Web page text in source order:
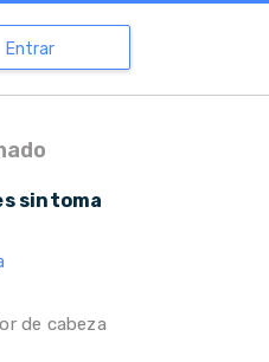
Entrar
sintoma
de cabeza